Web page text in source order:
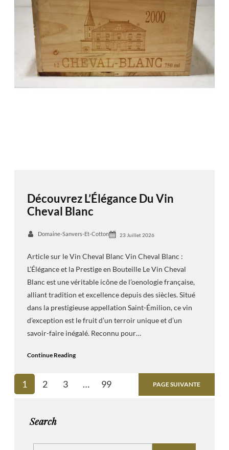
Découvrez L’Élégance Du Vin
Cheval Blanc
Domaine-Sanvers-Et-Cotton 23 Juillet 2026
Article sur le Vin Cheval Blanc Vin Cheval Blanc :
L’Élégance et la Prestige en Bouteille Le Vin Cheval
Blanc est une véritable icône de l’oenologie française,
alliant tradition et excellence depuis des siècles. Situé
dans la prestigieuse appellation Saint-Émilion, ce vin
d’exception est le fruit d’un terroir unique et d’un
savoir-faire inégalé. Reconnu pour…
Continue Reading
1 2 3 … 99 PAGE SUIVANTE
Search